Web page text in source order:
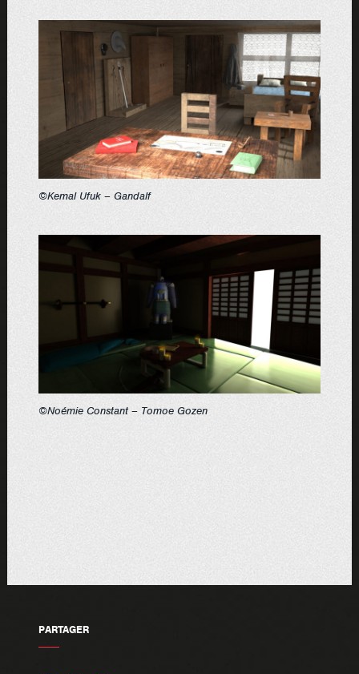
©Kemal Ufuk – Gandalf
©Noémie Constant – Tomoe Gozen
PARTAGER